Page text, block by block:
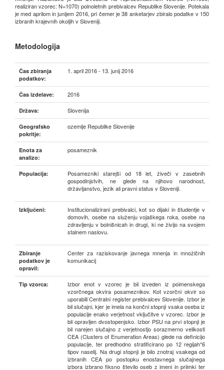
realiziran vzorec: N=1070) polnoletnih prebivalcev Republike Slovenije. Potekala
je med aprilom in junijem 2016, pri čemer je 38 anketarjev zbiralo podatke v 150
izbranih krajevnih okoljih v Sloveniji.
Metodologija
Čas zbiranja
podatkov:
1. april 2016 - 13. junij 2016
Čas izdelave: 2016
Država: Slovenija
Geografsko
pokritje:
ozemlje Republike Slovenije
Enota za
analizo:
posameznik
Populacija:
Posamezniki starejši od 18 let, živeči v zasebnih
gospodinjstvih, ne glede na njihovo narodnost,
državljanstvo, jezik ali pravni status v Sloveniji.
Izključeni:
Institucionalizirani prebivalci, kot so dijaki in študentje v
domovih, osebe na služenju vojaškega roka, osebe na
zdravljenju v bolnišnicah in drugi, ki ne živijo na svojem
stalnem naslovu.
Zbiranje
podatkov je
opravil:
Center za raziskovanje javnega mnenja in množičnih
komunikacij
Tip vzorca:
Izbor enot v vzorec je bil izveden iz poimenskega
vzorčnega okvira posameznikov. Kot vzorčni okvir so
uporabili Centralni register prebivalcev Slovenije. Izbor je
bil slučajni, kjer je imela na končni stopnji vsaka oseba iz
populacije enako verjetnost vključitve v vzorec. Izbor je
bil opravljen dvostopenjsko. Izbor PSU na prvi stopnji je
bil narejen slučajno z verjetnostjo sorazmerno velikosti
CEA (Clusters of Enumeration Areas) glede na definicijo
populacije, ter predhodno stratificirano po 12 regijah*6
tipov naselij. Na drugi stopnji je bilo znotraj vsakega od
izbranih CEA po postopku enostavnega slučajnega
izbora izbrano fiksno število oseb z imeni in priimki ter